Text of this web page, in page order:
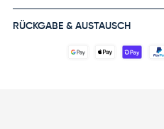
RÜCKGABE & AUSTAUSCH